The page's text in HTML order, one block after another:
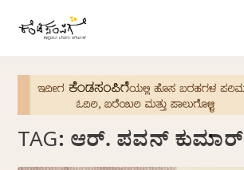
TAG: ಆರ್. ಪವನ್‌ ಕುಮಾರ್